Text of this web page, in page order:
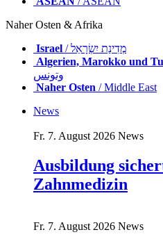
Naher Osten & Afrika
Israel
/ מְדִינַת יִשְׂרָאֵל
Algerien, Marokko und
وتونس
Naher Osten / Middle East
News
Fr. 7. August 2026 News
Ausbildung
Zahnmedizin
Fr. 7. August 2026 News